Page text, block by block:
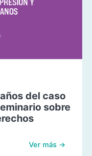
del caso
sobre
Ver más →